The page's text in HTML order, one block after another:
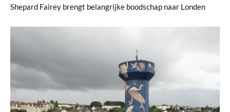
Shepard Fairey brengt belangrijke boodschap naar Londen